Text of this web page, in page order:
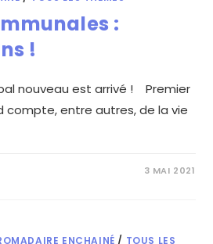
:
!
nouveau est arrivé ! Premier
compte, entre autres, de la vie
3 MAI 2021
ENCHAINÉ / TOUS LES